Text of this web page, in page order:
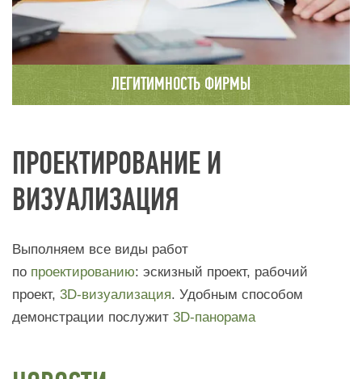
ЛЕГИТИМНОСТЬ ФИРМЫ
ПРОЕКТИРОВАНИЕ И
ВИЗУАЛИЗАЦИЯ
Выполняем все виды работ
по проектированию: эскизный проект, рабочий
проект, 3D-визуализация. Удобным способом
демонстрации послужит 3D-панорама